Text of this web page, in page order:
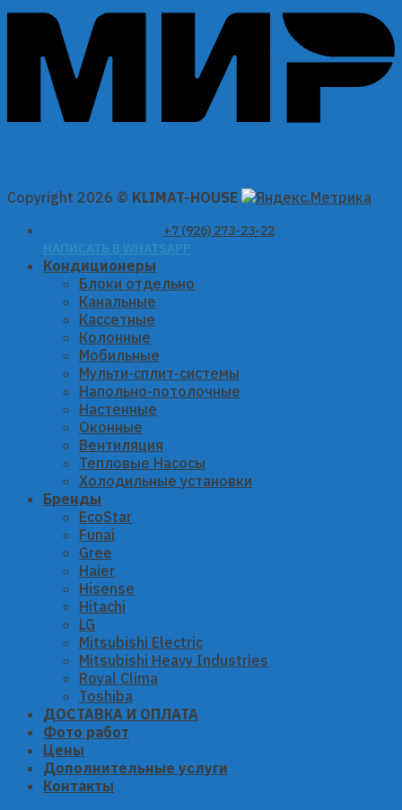
Copyright 2026 © KLIMAT-HOUSE
+7 (926) 273-23-22
НАПИСАТЬ В WHATSAPP
Кондиционеры
Блоки отдельно
Канальные
Кассетные
Колонные
Мобильные
Мульти-сплит-системы
Напольно-потолочные
Настенные
Оконные
Вентиляция
Тепловые Насосы
Холодильные установки
Бренды
EcoStar
Funai
Gree
Haier
Hisense
Hitachi
LG
Mitsubishi Electric
Mitsubishi Heavy Industries
Royal Clima
Toshiba
ДОСТАВКА И ОПЛАТА
Фото работ
Цены
Дополнительные услуги
Контакты